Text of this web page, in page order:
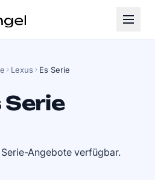
Lexus Es Serie
Serie
Angebote verfügbar.